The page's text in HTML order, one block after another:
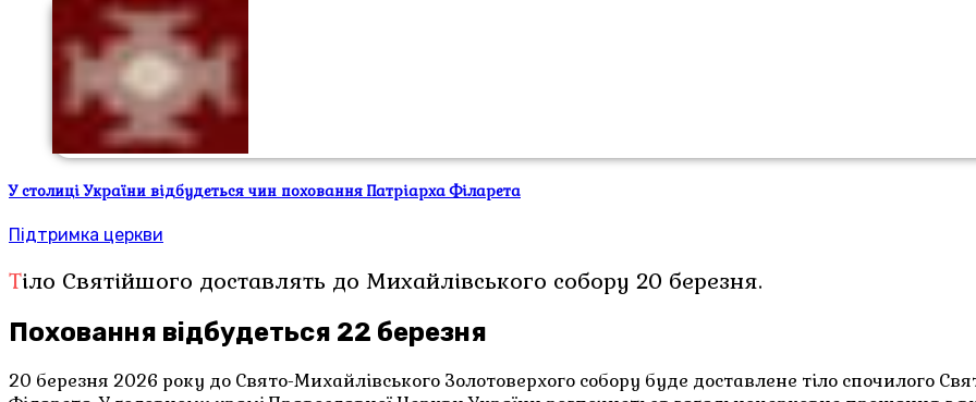
У столиці України відбудеться чин поховання Патріарха Філарета
Підтримка церкви
Тіло Святійшого доставлять до Михайлівського собору 20 березня.
Поховання відбудеться 22 березня
20 березня 2026 року до Свято-Михайлівського Золотоверхого собору буде доставлене тіло спочилого